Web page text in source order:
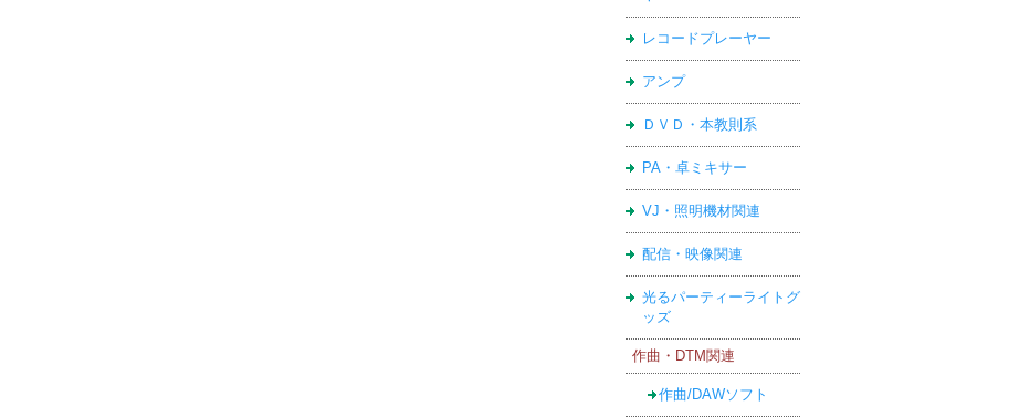
レコードプレーヤー
アンプ
ＤＶＤ・本教則系
PA・卓ミキサー
VJ・照明機材関連
配信・映像関連
光るパーティーライトグ
ッズ
作曲・DTM関連
作曲/DAWソフト